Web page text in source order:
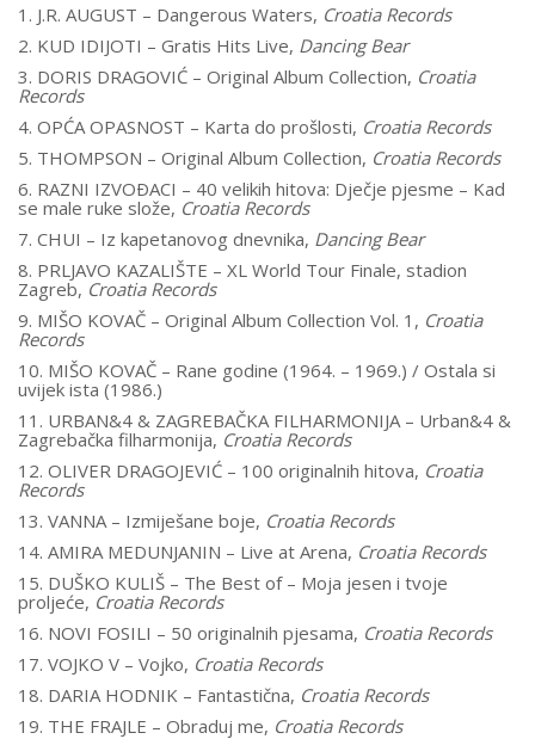
1. J.R. AUGUST – Dangerous Waters, Croatia Records
2. KUD IDIJOTI – Gratis Hits Live, Dancing Bear
3. DORIS DRAGOVIĆ – Original Album Collection, Croatia
Records
4. OPĆA OPASNOST – Karta do prošlosti, Croatia Records
5. THOMPSON – Original Album Collection, Croatia Records
6. RAZNI IZVOÐACI – 40 velikih hitova: Dječje pjesme – Kad
se male ruke slože, Croatia Records
7. CHUI – Iz kapetanovog dnevnika, Dancing Bear
8. PRLJAVO KAZALIŠTE – XL World Tour Finale, stadion
Zagreb, Croatia Records
9. MIŠO KOVAČ – Original Album Collection Vol. 1, Croatia
Records
10. MIŠO KOVAČ – Rane godine (1964. – 1969.) / Ostala si
uvijek ista (1986.)
11. URBAN&4 & ZAGREBAČKA FILHARMONIJA – Urban&4 &
Zagrebačka filharmonija, Croatia Records
12. OLIVER DRAGOJEVIĆ – 100 originalnih hitova, Croatia
Records
13. VANNA – Izmiješane boje, Croatia Records
14. AMIRA MEDUNJANIN – Live at Arena, Croatia Records
15. DUŠKO KULIŠ – The Best of – Moja jesen i tvoje
proljeće, Croatia Records
16. NOVI FOSILI – 50 originalnih pjesama, Croatia Records
17. VOJKO V – Vojko, Croatia Records
18. DARIA HODNIK – Fantastična, Croatia Records
19. THE FRAJLE – Obraduj me, Croatia Records